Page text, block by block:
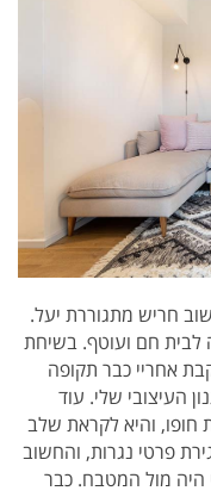
חריש מתגוררת יעל.
חם ועוטף. בשיחת
אחריי כבר תקופה
העיצובי שלי. עוד
חופו, והיא לקראת שלב
פרטי נגרות, והחשוב
היה מול המטבח. כבר